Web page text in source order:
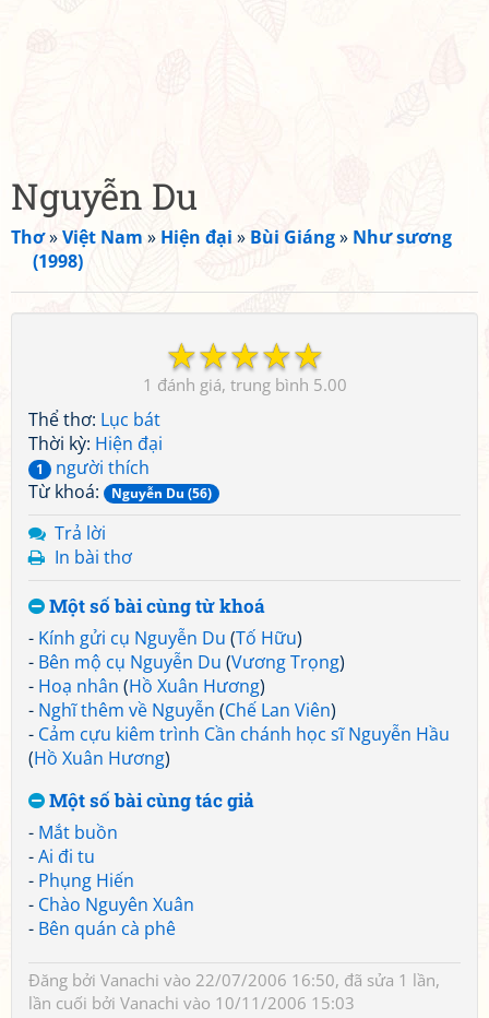
Nguyễn Du
Thơ»Việt Nam » Hiện đại » Bùi Giáng» Như sương
(1998)
☆
☆
☆
☆
☆
1 5.00
Thể thơ: Lục bát
Thời kỳ: Hiện đại
1
người thích
Từ khoá:
Nguyễn Du (56)
Trả lời
In bài thơ
Một số bài cùng từ khoá
- Kính gửi cụ Nguyễn Du (Tố Hữu)
- Bên mộ cụ Nguyễn Du (Vương Trọng)
- Hoạ nhân (Hồ Xuân Hương)
- Nghĩ thêm về Nguyễn (Chế Lan Viên)
- Cảm cựu kiêm trình Cần chánh học sĩ Nguyễn Hầu
(Hồ Xuân Hương)
Một số bài cùng tác giả
- Mắt buồn
-Ai đi tu
- Phụng Hiến
- Chào Nguyên Xuân
- Bên quán cà phê
Đăng bởi Vanachi vào 22/07/2006 16:50, đã sửa 1 lần,
lần cuối bởi Vanachi vào 10/11/2006 15:03